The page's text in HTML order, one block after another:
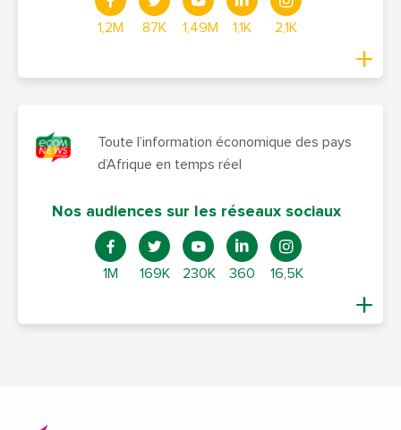
1,2M 87K 1,49M 1,1K 2,1K
Toute l’information économique des pays
d’Afrique en temps réel
Nos audiences sur les réseaux sociaux
1M 169K 230K 360 16,5K